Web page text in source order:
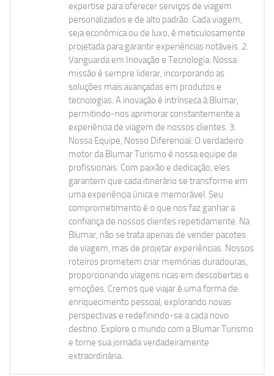
expertise para oferecer serviços de viagem
personalizados e de alto padrão. Cada viagem,
seja econômica ou de luxo, é meticulosamente
projetada para garantir experiências notáveis. 2.
Vanguarda em Inovação e Tecnologia: Nossa
missão é sempre liderar, incorporando as
soluções mais avançadas em produtos e
tecnologias. A inovação é intrínseca à Blumar,
permitindo-nos aprimorar constantemente a
experiência de viagem de nossos clientes. 3.
Nossa Equipe, Nosso Diferencial: O verdadeiro
motor da Blumar Turismo é nossa equipe de
profissionais. Com paixão e dedicação, eles
garantem que cada itinerário se transforme em
uma experiência única e memorável. Seu
comprometimento é o que nos faz ganhar a
confiança de nossos clientes repetidamente. Na
Blumar, não se trata apenas de vender pacotes
de viagem, mas de projetar experiências. Nossos
roteiros prometem criar memórias duradouras,
proporcionando viagens ricas em descobertas e
emoções. Cremos que viajar é uma forma de
enriquecimento pessoal, explorando novas
perspectivas e redefinindo-se a cada novo
destino. Explore o mundo com a Blumar Turismo
e torne sua jornada verdadeiramente
extraordinária.